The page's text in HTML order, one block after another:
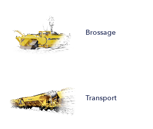
Brossage
Transport